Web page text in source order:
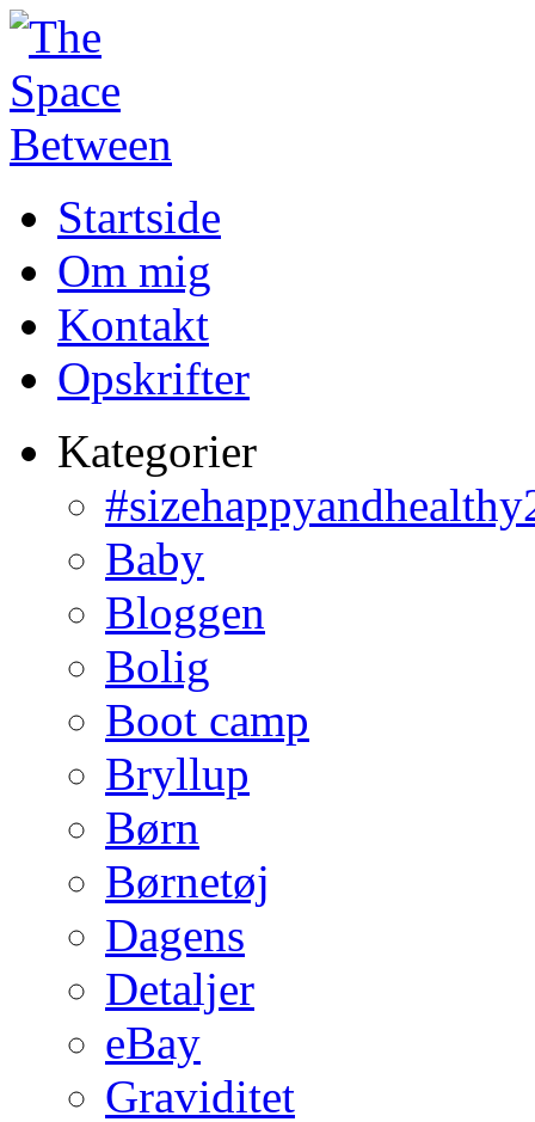
Startside
Om mig
Kontakt
Opskrifter
Kategorier
Baby
Bloggen
Bolig
Boot camp
Bryllup
Børn
Børnetøj
Dagens
Detaljer
eBay
Graviditet